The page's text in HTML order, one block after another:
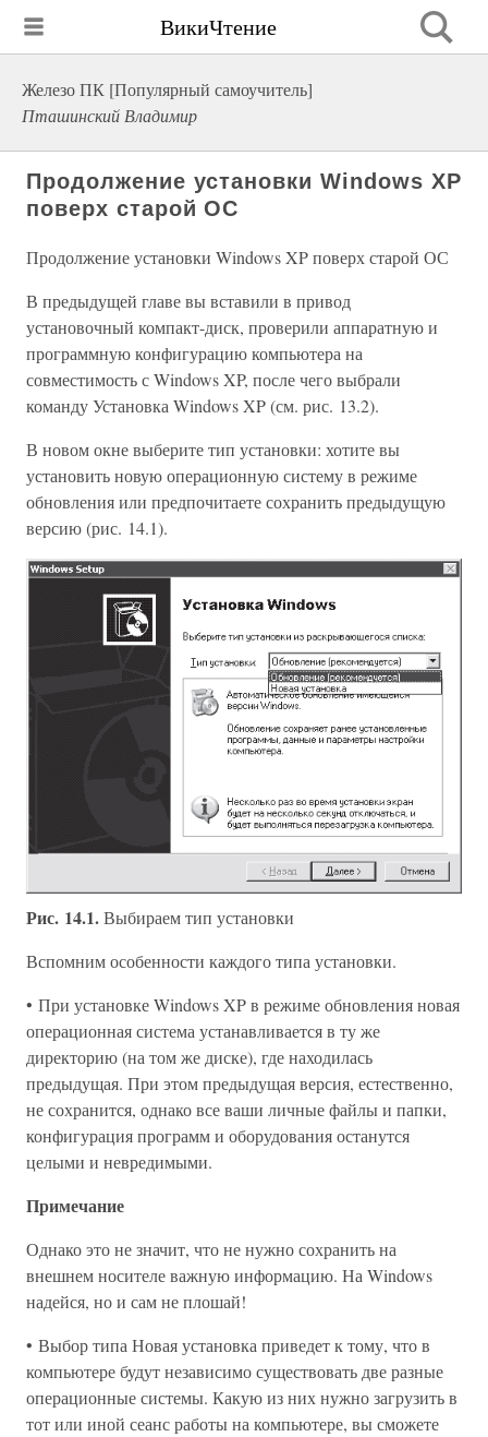
ВикиЧтение
Железо ПК [Популярный самоучитель]
Пташинский Владимир
Продолжение установки Windows XP
поверх старой ОС
Продолжение установки Windows XP поверх старой ОС
В предыдущей главе вы вставили в привод
установочный компакт-диск, проверили аппаратную и
программную конфигурацию компьютера на
совместимость с Windows XP, после чего выбрали
команду Установка Windows XP (см. рис. 13.2).
В новом окне выберите тип установки: хотите вы
установить новую операционную систему в режиме
обновления или предпочитаете сохранить предыдущую
версию (рис. 14.1).
Рис. 14.1.Выбираем тип установки
Вспомним особенности каждого типа установки.
• При установке Windows XP в режиме обновления новая
операционная система устанавливается в ту же
директорию (на том же диске), где находилась
предыдущая. При этом предыдущая версия, естественно,
не сохранится, однако все ваши личные файлы и папки,
конфигурация программ и оборудования останутся
целыми и невредимыми.
Примечание
Однако это не значит, что не нужно сохранить на
внешнем носителе важную информацию. На Windows
надейся, но и сам не плошай!
• Выбор типа Новая установка приведет к тому, что в
компьютере будут независимо существовать две разные
операционные системы. Какую из них нужно загрузить в
тот или иной сеанс работы на компьютере, вы сможете